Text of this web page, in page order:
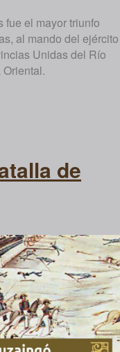
fue el mayor triunfo
al mando del ejército
Unidas del Río
de